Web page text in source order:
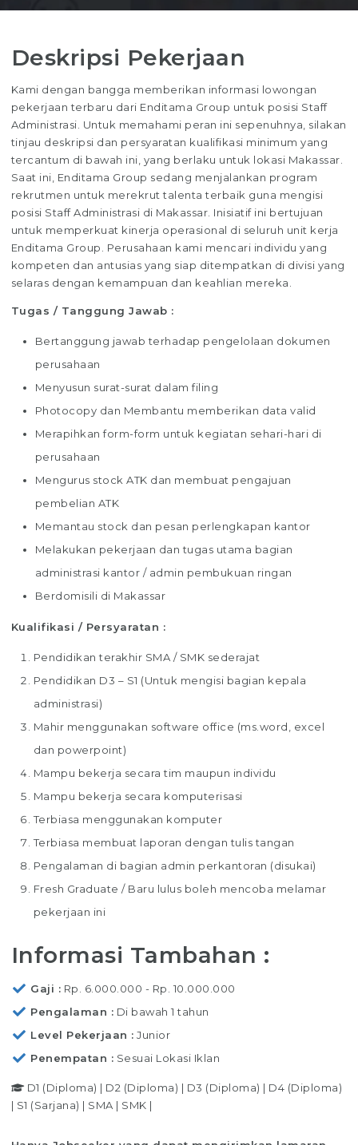
Deskripsi Pekerjaan
Kami dengan bangga memberikan informasi lowongan
pekerjaan terbaru dari Enditama Group untuk posisi Staff
Administrasi. Untuk memahami peran ini sepenuhnya, silakan
tinjau deskripsi dan persyaratan kualifikasi minimum yang
tercantum di bawah ini, yang berlaku untuk lokasi Makassar.
Saat ini, Enditama Group sedang menjalankan program
rekrutmen untuk merekrut talenta terbaik guna mengisi
posisi Staff Administrasi di Makassar. Inisiatif ini bertujuan
untuk memperkuat kinerja operasional di seluruh unit kerja
Enditama Group. Perusahaan kami mencari individu yang
kompeten dan antusias yang siap ditempatkan di divisi yang
selaras dengan kemampuan dan keahlian mereka.
Tugas / Tanggung Jawab :
Bertanggung jawab terhadap pengelolaan dokumen
perusahaan
Menyusun surat-surat dalam filing
Photocopy dan Membantu memberikan data valid
Merapihkan form-form untuk kegiatan sehari-hari di
perusahaan
Mengurus stock ATK dan membuat pengajuan
pembelian ATK
Memantau stock dan pesan perlengkapan kantor
Melakukan pekerjaan dan tugas utama bagian
administrasi kantor / admin pembukuan ringan
Berdomisili di Makassar
Kualifikasi / Persyaratan :
Pendidikan terakhir SMA / SMK sederajat
Pendidikan D3 – S1 (Untuk mengisi bagian kepala
administrasi)
Mahir menggunakan software office (ms.word, excel
dan powerpoint)
Mampu bekerja secara tim maupun individu
Mampu bekerja secara komputerisasi
Terbiasa menggunakan komputer
Terbiasa membuat laporan dengan tulis tangan
Pengalaman di bagian admin perkantoran (disukai)
Fresh Graduate / Baru lulus boleh mencoba melamar
pekerjaan ini
Informasi Tambahan :
Gaji
Rp. 6.000.000 - Rp. 10.000.000
Pengalaman
Di bawah 1 tahun
Level Pekerjaan
Junior
Penempatan
Sesuai Lokasi Iklan
D1 (Diploma) | D2 (Diploma) | D3 (Diploma) | D4 (Diploma)
| S1 (Sarjana) | SMA | SMK |